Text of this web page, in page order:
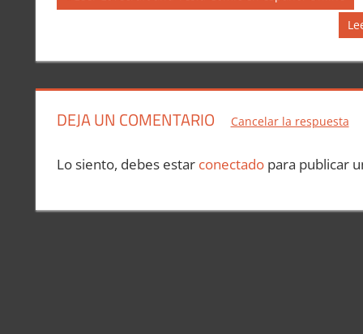
entradas
anterior:
DEJA UN COMENTARIO Cancelar la respuesta
Lo siento, debes estar conectadopara publicar